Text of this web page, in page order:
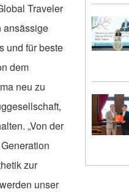
Traveler
ansässige
und für beste
dem
neu zu
„Von der
zur
unser